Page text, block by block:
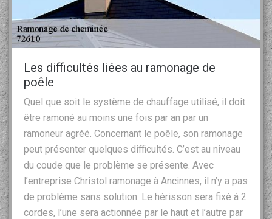
Les difficultés liées au ramonage de
poêle
Quel que soit le système de chauffage utilisé, il doit
être ramoné au moins une fois par an par un
ramoneur agréé. Concernant le poêle, son ramonage
peut présenter quelques difficultés. C’est au niveau
du coude que le problème se présente. Avec
l’entreprise Christol ramonage à Ancinnes, il n’y a pas
de problème sans solution. Le hérisson sera fixé à 2
cordes, l’une sera actionnée par le haut et l’autre par